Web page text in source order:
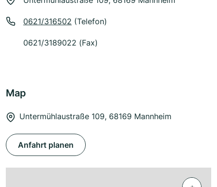
0621/316502 (Telefon)
0621/3189022 (Fax)
Map
Untermühlaustraße 109, 68169 Mannheim
Anfahrt planen